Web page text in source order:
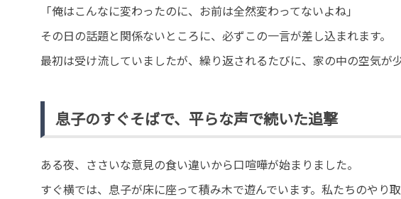
「俺はこんなに変わったのに、お前は全然変わってないよね」
その日の話題と関係ないところに、必ずこの一言が差し込まれます。
最初は受け流していましたが、繰り返されるたびに、家の中の空気が
息子のすぐそばで、平らな声で続いた追撃
ある夜、ささいな意見の食い違いから口喧嘩が始まりました。
すぐ横では、息子が床に座って積み木で遊んでいます。私たちのやり